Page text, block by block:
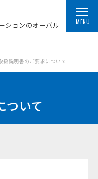
ションのオーバル MENU
扱説明書のご要求について
ついて